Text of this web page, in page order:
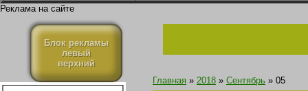
Реклама на сайте
Блок рекламы
левый
верхний
Главная » 2018 » Сентябрь » 05